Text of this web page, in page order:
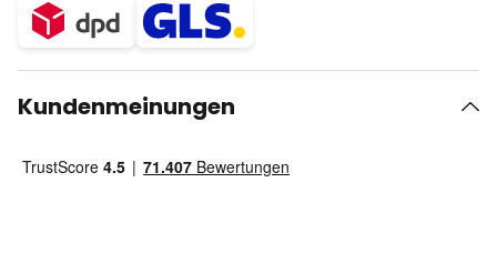
Kundenmeinungen